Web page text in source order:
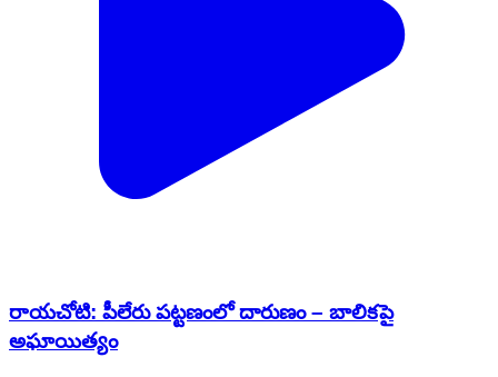
రాయచోటి: పీలేరు పట్టణంలో దారుణం – బాలికపై
అఘాయిత్యం